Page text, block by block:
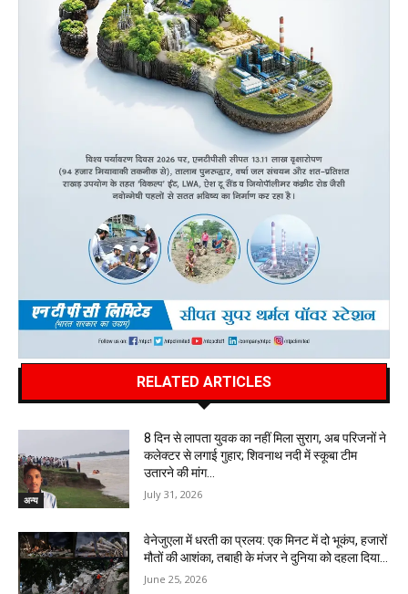
RELATED ARTICLES
अन्य
8 दिन से लापता युवक का नहीं मिला सुराग, अब परिजनों ने
कलेक्टर से लगाई गुहार; शिवनाथ नदी में स्कूबा टीम
उतारने की मांग…
July 31, 2026
वेनेजुएला में धरती का प्रलय: एक मिनट में दो भूकंप, हजारों
मौतों की आशंका, तबाही के मंजर ने दुनिया को दहला दिया…
June 25, 2026